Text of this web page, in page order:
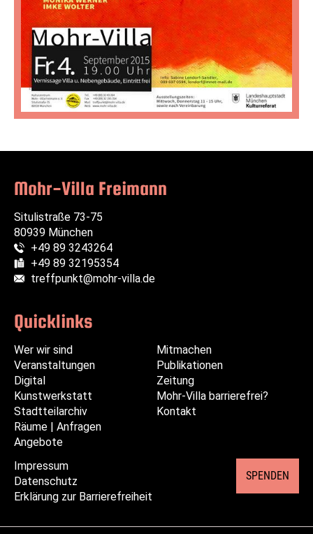
Mohr-Villa Freimann
Situlistraße 73-75
80939 München
Telefon:
+49 89 3243264
Fax:
+49 89 32195354
E-Mail:
treffpunkt@mohr-villa.de
Quicklinks
überspringen
Wer wir sind
Veranstaltungen
Digital
Kunstwerkstatt
Stadtteilarchiv
Räume | Anfragen
Angebote
überspringen
Mitmachen
Publikationen
Zeitung
Mohr-Villa barrierefrei?
Kontakt
Impressum
Datenschutz
Erklärung zur Barrierefreiheit
SPENDEN